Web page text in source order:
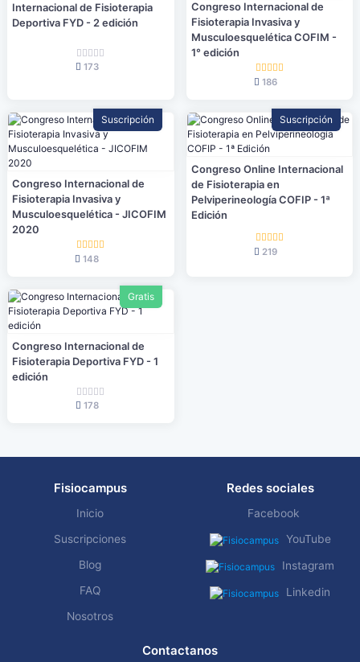
Internacional de Fisioterapia
Deportiva FYD - 2 edición
173
Congreso Internacional de
Fisioterapia Invasiva y
Musculoesquelética COFIM -
1° edición
186
Suscripción
Congreso Internacional de
Fisioterapia Invasiva y
Musculoesquelética - JICOFIM
2020
148
Suscripción
Congreso Online Internacional
de Fisioterapia en
Pelviperineología COFIP - 1ª
Edición
219
Gratis
Congreso Internacional de
Fisioterapia Deportiva FYD - 1
edición
178
Fisiocampus
Inicio
Suscripciones
Blog
FAQ
Nosotros
Redes sociales
Facebook
YouTube
Instagram
Linkedin
Contactanos